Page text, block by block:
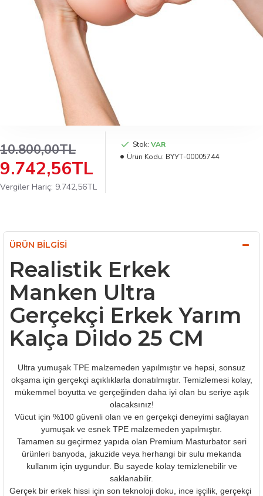
9.742,56TL
10.800,00TL
Vergiler Hariç: 9.742,56TL
Stok: VAR
Ürün Kodu: BYУТ-00005744
ÜRÜN BILGISI
Realistik Erkek
Manken Ultra
Gerçekçi Erkek Yarım
Kalça Dildo 25 CM
Ultra yumuşak TPE malzemeden yapılmıştır ve hepsi, sonsuz
okşama için gerçekçi açıklıklarla donatılmıştır. Temizlemesi kolay,
mükemmel boyutta ve gerçeğinden daha iyi olan bu seriye aşık
olacaksınız!
Vücut için %100 güvenli olan ve en gerçekçi deneyimi sağlayan
yumuşak ve esnek TPE malzemeden yapılmıştır.
Tamamen su geçirmez yapıda olan Premium Masturbator seri
ürünleri banyoda, jakuzide veya herhangi bir sulu mekanda
kullanım için uygundur. Bu sayede kolay temizlenebilir ve
saklanabilir.
Gerçek bir erkek hissi için son teknoloji doku, ince işçilik, gerçekçi